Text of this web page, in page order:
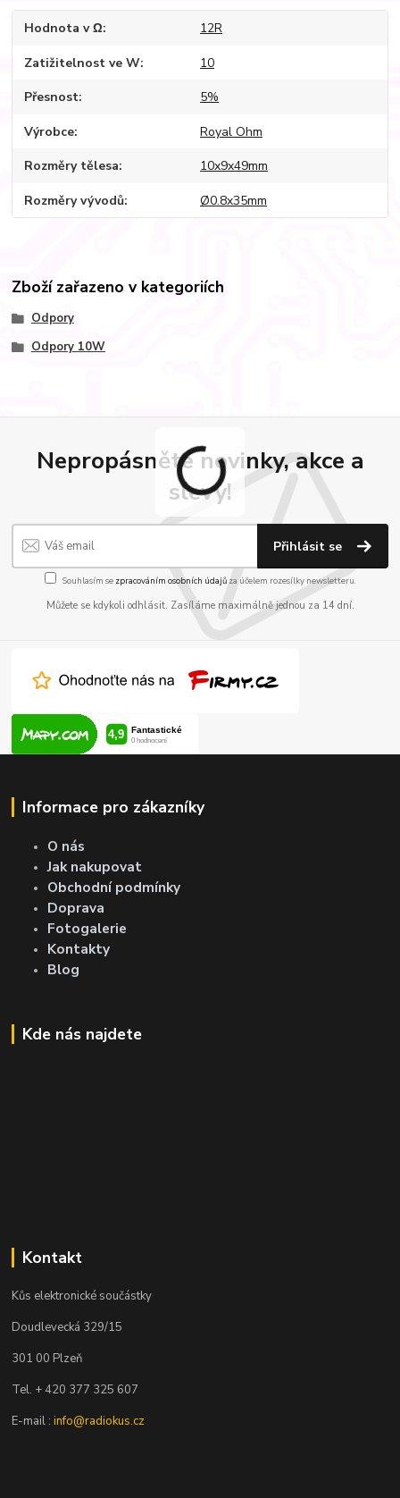
Hodnota v Ω 12R
Zatižitelnost ve W 10
Přesnost 5%
Výrobce Royal Ohm
Rozměry tělesa 10x9x49mm
Rozměry vývodů Ø0.8x35mm
Zboží zařazeno v kategoriích
Odpory
Odpory 10W
Nepropásněte novinky, akce a
slevy!
Přihlásit se
Souhlasím se zpracováním osobních údajůza účelem rozesílky newsletteru.
Můžete se kdykoli odhlásit. Zasíláme maximálně jednou za 14 dní.
Informace pro zákazníky
O nás
Jak nakupovat
Obchodní podmínky
Doprava
Fotogalerie
Kontakty
Blog
Kde nás najdete
Kontakt
Kůs elektronické součástky
Doudlevecká 329/15
301 00 Plzeň
Tel. + 420 377 325 607
E-mail :info@radiokus.cz